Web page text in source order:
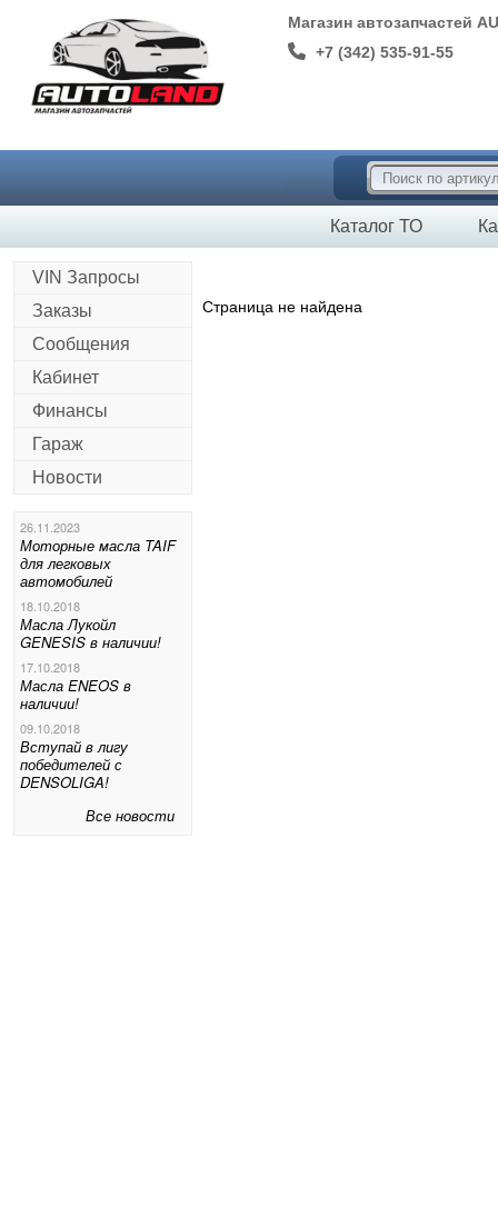
Магазин автозапчастей
+7 (342) 535-91-55
Каталог ТО
VIN Запросы
Заказы
Сообщения
Кабинет
Финансы
Гараж
Новости
26.11.2023
Моторные масла TAIF
для легковых
автомобилей
18.10.2018
Масла Лукойл
GENESIS в наличии!
17.10.2018
Масла ENEOS в
наличии!
09.10.2018
Вступай в лигу
победителей с
DENSOLIGA!
Все новости
Страница не найдена